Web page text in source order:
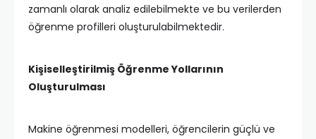
zamanlı olarak analiz edilebilmekte ve bu verilerden
öğrenme profilleri oluşturulabilmektedir.
Kişiselleştirilmiş Öğrenme Yollarının
Oluşturulması
Makine öğrenmesi modelleri, öğrencilerin güçlü ve